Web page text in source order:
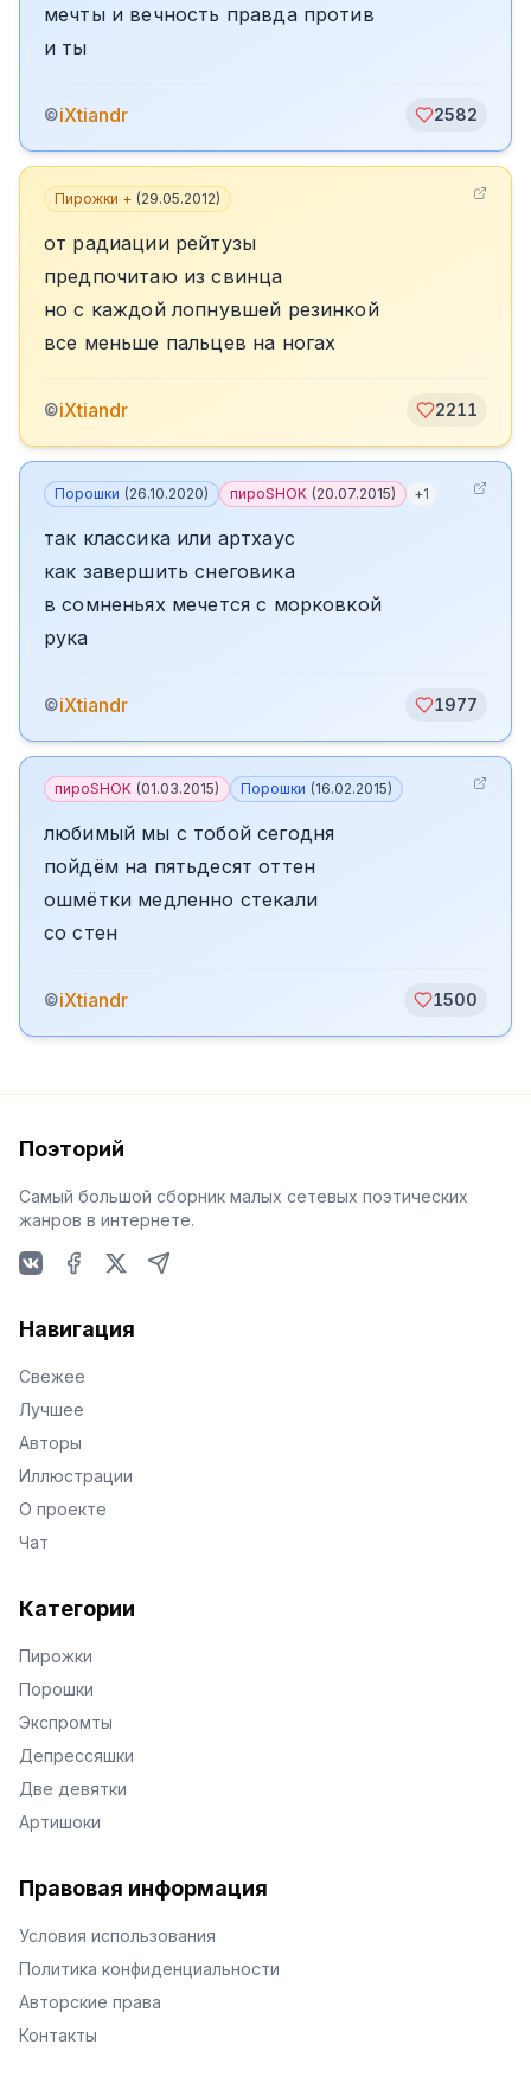
мечты и вечность правда против
и ты
©iXtiandr 2582
Пирожки + (29.05.2012)
от радиации рейтузы
предпочитаю из свинца
но с каждой лопнувшей резинкой
все меньше пальцев на ногах
©iXtiandr 2211
Порошки (26.10.2020) пироSHOK (20.07.2015) +1
так классика или артхаус
как завершить снеговика
в сомненьях мечется с морковкой
рука
©iXtiandr 1977
пироSHOK (01.03.2015) Порошки (16.02.2015)
любимый мы с тобой сегодня
пойдём на пятьдесят оттен
ошмётки медленно стекали
со стен
©iXtiandr 1500
Поэторий
Самый большой сборник малых сетевых поэтических
жанров в интернете.
Навигация
Свежее
Лучшее
Авторы
Иллюстрации
О проекте
Чат
Категории
Пирожки
Порошки
Экспромты
Депрессяшки
Две девятки
Артишоки
Правовая информация
Условия использования
Политика конфиденциальности
Авторские права
Контакты